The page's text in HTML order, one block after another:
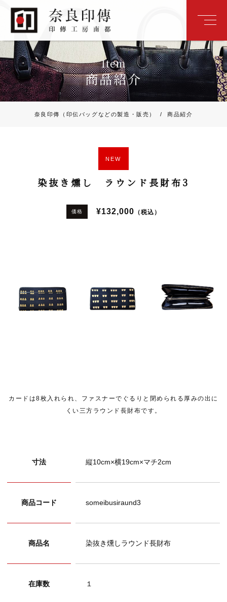
Item
商品紹介
奈良印傳（印伝バッグなどの製造・販売） / 商品紹介
NEW
染抜き燻し ラウンド長財布3
価格 ¥132,000 （税込）
カードは8枚入れられ、ファスナーでぐるりと閉められる厚みの出に
くい三方ラウンド長財布です。
寸法 縦10cm×横19cm×マチ2cm
商品コード someibusiraund3
商品名 染抜き燻しラウンド長財布
在庫数 １